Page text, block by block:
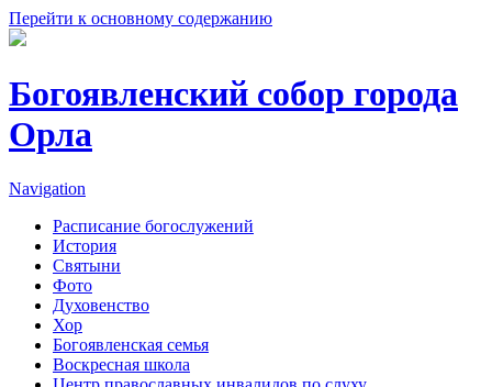
Перейти к основному содержанию
Богоявленский собор города
Орла
Navigation
Расписание богослужений
История
Святыни
Фото
Духовенство
Хор
Богоявленская семья
Воскресная школа